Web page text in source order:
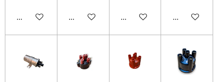
Houd mij op de hoogte
In winkelwagenIn winkelwagen
In